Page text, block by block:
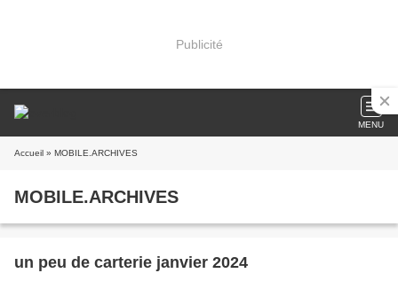
Publicité
MENU
Accueil » MOBILE.ARCHIVES
MOBILE.ARCHIVES
un peu de carterie janvier 2024